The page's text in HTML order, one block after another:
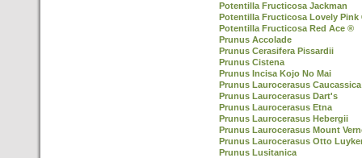
Potentilla Fructicosa Jackman
Potentilla Fructicosa Lovely Pink
Potentilla Fructicosa Red Ace ®
Prunus Accolade
Prunus Cerasifera Pissardii
Prunus Cistena
Prunus Incisa Kojo No Mai
Prunus Laurocerasus Caucassica
Prunus Laurocerasus Dart's
Prunus Laurocerasus Etna
Prunus Laurocerasus Hebergii
Prunus Laurocerasus Mount
Prunus Laurocerasus Otto
Prunus Lusitanica